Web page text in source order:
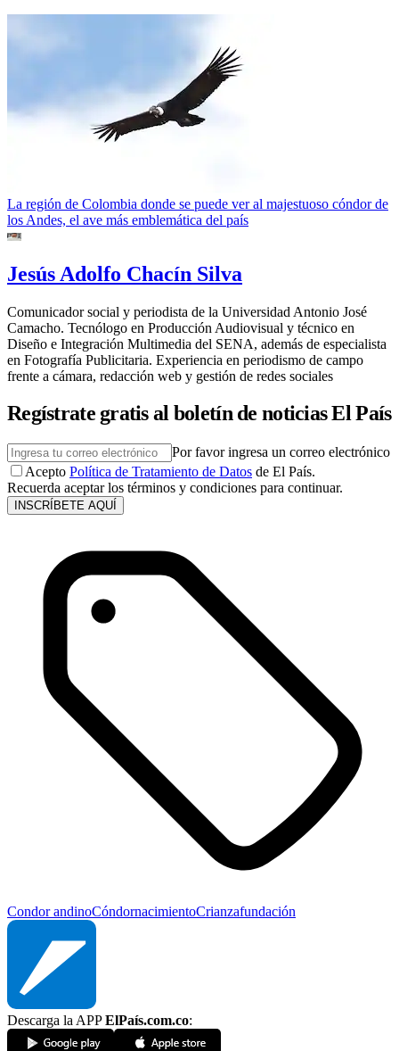
La región de Colombia donde se puede ver al majestuoso cóndor de
los Andes, el ave más emblemática del país
Jesús Adolfo Chacín Silva
Comunicador social y periodista de la Universidad Antonio José
Camacho. Tecnólogo en Producción Audiovisual y técnico en
Diseño e Integración Multimedia del SENA, además de especialista
en Fotografía Publicitaria. Experiencia en periodismo de campo
frente a cámara, redacción web y gestión de redes sociales
Regístrate gratis al boletín de noticias El País
Por favor ingresa un correo electrónico
Acepto Política de Tratamiento de Datos de El País.
Recuerda aceptar los términos y condiciones para continuar.
INSCRÍBETE AQUÍ
Condor andinoCóndornacimientoCrianzafundación
Descarga la APPElPaís.com.co: